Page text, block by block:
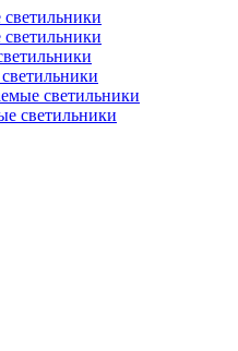
светильники
светильники